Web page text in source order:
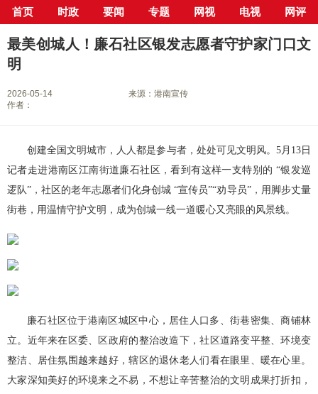
首页 时政 要闻 专题 网视 电视 网评
当前位置： 首页> 新闻中心> 县市区> 港南区> 正文
最美创城人！廉石社区银发志愿者守护家门口文
明
2026-05-14
来源：港南宣传
作者：
创建全国文明城市，人人都是参与者，处处可见文明风。5月13日
记者走进港南区江南街道廉石社区，看到有这样一支特别的 “银发巡
逻队”，社区的老年志愿者们化身创城 “宣传员”“劝导员”，用脚步丈量
街巷，用温情守护文明，成为创城一线一道暖心又亮眼的风景线。
廉石社区位于港南区城区中心，居住人口多、街巷密集、商铺林
立。近年来在区委、区政府的整治改造下，社区道路变平整、环境变
整洁、居住氛围越来越好，辖区的退休老人们看在眼里、暖在心里。
大家深知美好的环境来之不易，不想让辛苦整治的文明成果打折扣，